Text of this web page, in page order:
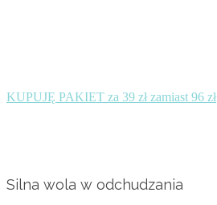
KUPUJĘ PAKIET za 39 zł zamiast 96 zł
Silna wola w odchudzania